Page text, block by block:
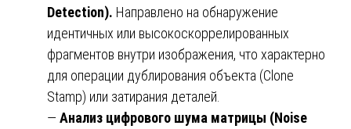
Detection). Направлено на обнаружение
идентичных или высокоскоррелированных
фрагментов внутри изображения, что характерно
для операции дублирования объекта (Clone
Stamp) или затирания деталей.
—Анализ цифрового шума матрицы (Noise